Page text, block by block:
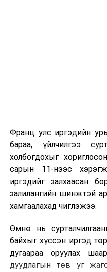
Франц улс иргэдийн
бараа, үйлчилгээ
холбогдохыг
сарын 11-нээс
иргэдийг залхаасан
залилангийн шинжтэй
хамгаалахад чиглэжээ.
Өмнө нь
байхыг хүссэн иргэд
дугаараа оруулах
дуудлагын төв уг